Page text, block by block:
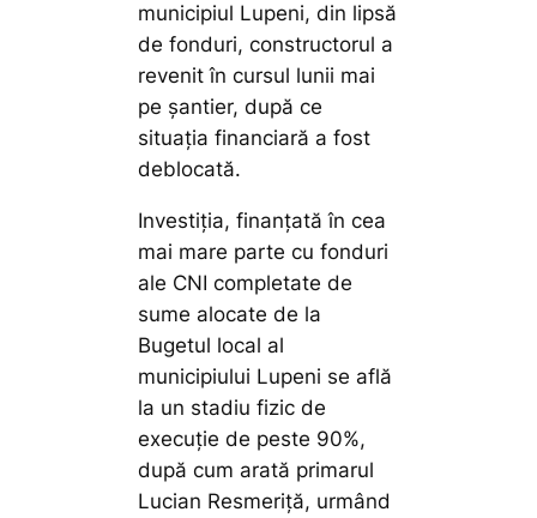
municipiul Lupeni, din lipsă
de fonduri, constructorul a
revenit în cursul lunii mai
pe șantier, după ce
situația financiară a fost
deblocată.
Investiția, finanțată în cea
mai mare parte cu fonduri
ale CNI completate de
sume alocate de la
Bugetul local al
municipiului Lupeni se află
la un stadiu fizic de
execuție de peste 90%,
după cum arată primarul
Lucian Resmeriță, urmând